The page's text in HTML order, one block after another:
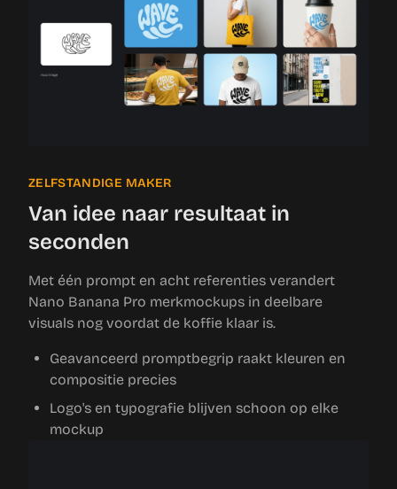
ZELFSTANDIGE MAKER
Van idee naar resultaat in
seconden
Met één prompt en acht referenties verandert
Nano Banana Pro merkmockups in deelbare
visuals nog voordat de koffie klaar is.
Geavanceerd promptbegrip raakt kleuren en
compositie precies
Logo's en typografie blijven schoon op elke
mockup